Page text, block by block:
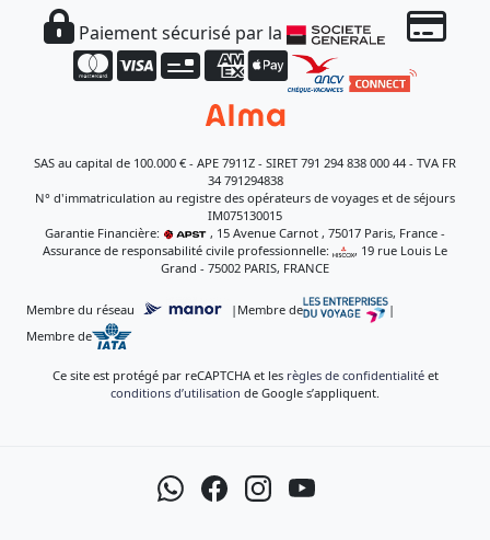
Paiement sécurisé par la
SAS au capital de 100.000 € - APE 7911Z - SIRET 791 294 838 000 44 - TVA FR
34 791294838
N° d'immatriculation au registre des opérateurs de voyages et de séjours
IM075130015
Garantie Financière:
, 15 Avenue Carnot , 75017 Paris, France -
Assurance de responsabilité civile professionnelle:
, 19 rue Louis Le
Grand - 75002 PARIS, FRANCE
Membre du réseau | Membre de
|
Membre de
Ce site est protégé par reCAPTCHA et les règles de confidentialitéet
conditions d’utilisation de Google s’appliquent.